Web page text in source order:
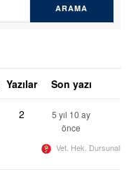
Yazılar Son yazı
2
5 yıl 10 ay
önce
Vet. Hek. Dursunali